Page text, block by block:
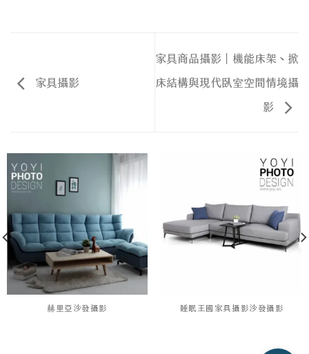
家具攝影
家具商品攝影｜機能床架、掀
床結構與現代臥室空間情境攝
影
赫里亞沙發攝影 睡眠王國家具攝影沙發攝影